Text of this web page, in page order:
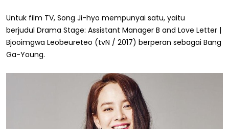
Untuk film TV, Song Ji-hyo mempunyai satu, yaitu
berjudul Drama Stage: Assistant Manager B and Love Letter |
Bjooimgwa Leobeureteo (tvN / 2017) berperan sebagai Bang
Ga-Young.